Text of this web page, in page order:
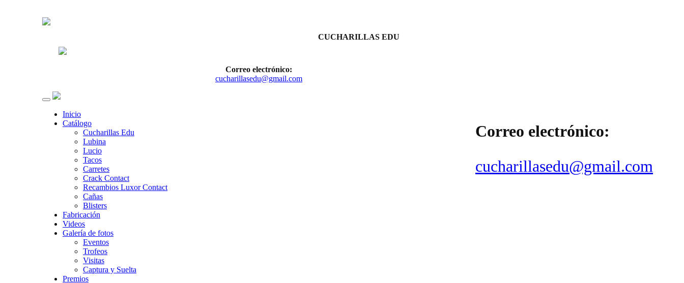
CUCHARILLAS EDU
Correo electrónico:
cucharillasedu@gmail.com
Correo electrónico:
cucharillasedu@gmail.com
Inicio
Catálogo
Cucharillas Edu
Lubina
Lucio
Tacos
Carretes
Crack Contact
Recambios Luxor Contact
Cañas
Blisters
Fabricación
Videos
Galería de fotos
Eventos
Trofeos
Visitas
Captura y Suelta
Premios